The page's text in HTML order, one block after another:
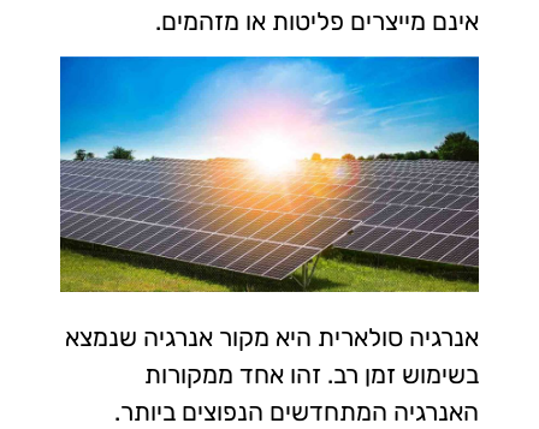
אינם מייצרים פליטות או מזהמים.
אנרגיה סולארית היא מקור אנרגיה שנמצא
בשימוש זמן רב. זהו אחד ממקורות
האנרגיה המתחדשים הנפוצים ביותר.